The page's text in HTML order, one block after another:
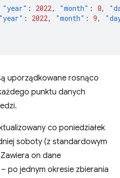
"year" : 2022, "month" : 8,
"year" : 2022, "month" : 9,
uporządkowane rosnąco
punktu danych
co poniedziałek
soboty (z standardowym
on dane
po jednym okresie zbierania